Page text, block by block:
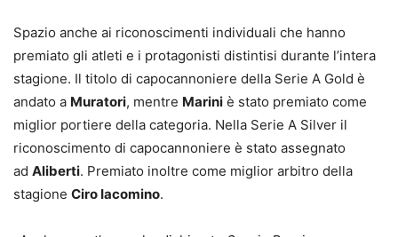
Spazio anche ai riconoscimenti individuali che hanno
premiato gli atleti e i protagonisti distintisi durante l’intera
stagione. Il titolo di capocannoniere della Serie A Gold è
andato a Muratori, mentre Marini è stato premiato come
miglior portiere della categoria. Nella Serie A Silver il
riconoscimento di capocannoniere è stato assegnato
ad Aliberti. Premiato inoltre come miglior arbitro della
stagione Ciro Iacomino.